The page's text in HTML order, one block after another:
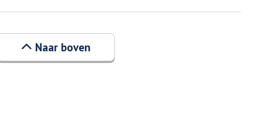
Naar boven